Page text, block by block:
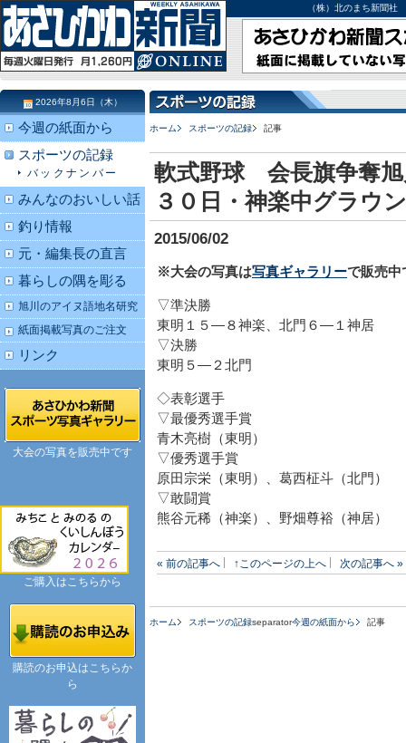
（株）北のまち新聞
ホーム スポーツの記録 記事
軟式野球 会長旗争奪旭
３０日・神楽中グラウ
2015/06/02
※大会の写真は写真ギャラリーで販売中
▽準決勝
東明１５―８神楽、北門６―１神居
▽決勝
東明５―２北門
◇表彰選手
▽最優秀選手賞
青木亮樹（東明）
▽優秀選手賞
原田宗栄（東明）、葛西柾斗（北門）
▽敢闘賞
熊谷元稀（神楽）、野畑尊裕（神居）
« 前の記事へ ↑このページの上へ 次の記事へ »
ホーム スポーツの記録separator今週の紙面から 記事
2026年8月6日（木）
今週の紙面から
スポーツの記録
バックナンバー
みんなのおいしい話
釣り情報
元・編集長の直言
暮らしの隅を彫る
旭川のアイヌ語地名研究
紙面掲載写真のご注文
リンク
大会の写真を販売中です
ご購入はこちらから
購読のお申込はこちらか
ら